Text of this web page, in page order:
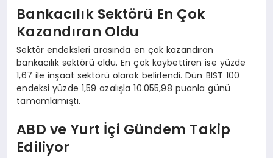
Bankacılık Sektörü En Çok
Kazandıran Oldu
Sektör endeksleri arasında en çok kazandıran
bankacılık sektörü oldu. En çok kaybettiren ise yüzde
1,67 ile inşaat sektörü olarak belirlendi. Dün BIST 100
endeksi yüzde 1,59 azalışla 10.055,98 puanla günü
tamamlamıştı.
ABD ve Yurt İçi Gündem Takip
Ediliyor